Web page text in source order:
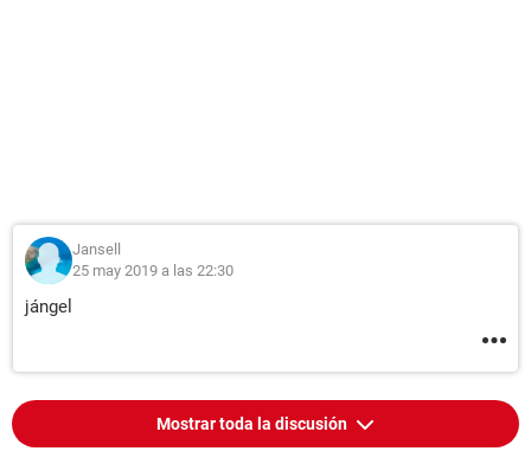
Jansell
25 may 2019 a las 22:30
jángel
Mostrar toda la discusión